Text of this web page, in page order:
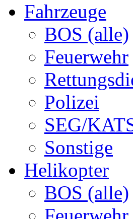
Fahrzeuge
BOS (alle)
Feuerwehr
Polizei
SEG/
Sonstige
Helikopter
BOS (alle)